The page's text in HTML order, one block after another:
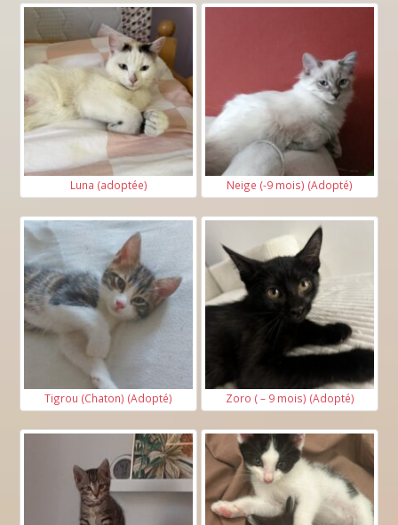
Luna (adoptée) Neige (-9 mois) (Adopté)
Tigrou (Chaton) (Adopté) Zoro ( – 9 mois) (Adopté)